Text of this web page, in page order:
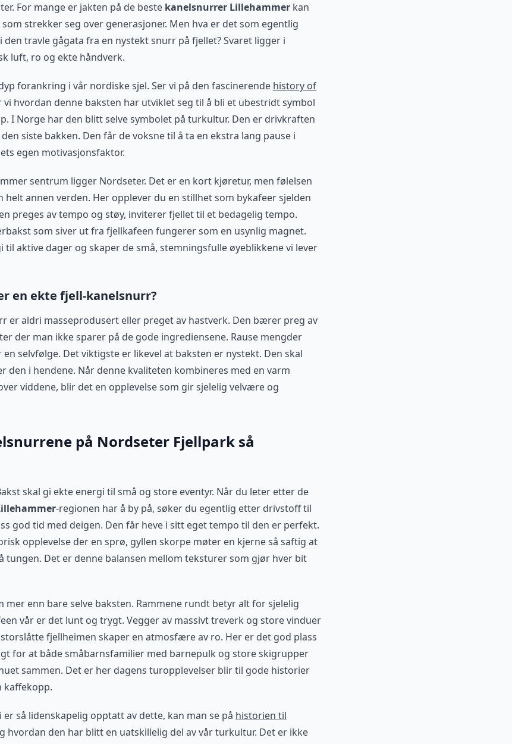
For mange er jakten på de beste kanelsnurrer Lillehammer kan
strekker seg over generasjoner. Men hva er det som egentlig
travle gågata fra en nystekt snurr på fjellet? Svaret ligger i
luft, ro og ekte håndverk.
forankring i vår nordiske sjel. Ser vi på den fascinerende history of
vi hvordan denne baksten har utviklet seg til å bli et ubestridt symbol
I Norge har den blitt selve symbolet på turkultur. Den er drivkraften
siste bakken. Den får de voksne til å ta en ekstra lang pause i
egen motivasjonsfaktor.
sentrum ligger Nordseter. Det er en kort kjøretur, men følelsen
helt annen verden. Her opplever du en stillhet som bykafeer sjelden
preges av tempo og støy, inviterer fjellet til et bedagelig tempo.
som siver ut fra fjellkafeen fungerer som en usynlig magnet.
til aktive dager og skaper de små, stemningsfulle øyeblikkene vi lever
en ekte fjell-kanelsnurr?
er aldri masseprodusert eller preget av hastverk. Den bærer preg av
der man ikke sparer på de gode ingrediensene. Rause mengder
selvfølge. Det viktigste er likevel at baksten er nystekt. Den skal
den i hendene. Når denne kvaliteten kombineres med en varm
viddene, blir det en opplevelse som gir sjelelig velvære og
på Nordseter Fjellpark så
skal gi ekte energi til små og store eventyr. Når du leter etter de
-regionen har å by på, søker du egentlig etter drivstoff til
god tid med deigen. Den får heve i sitt eget tempo til den er perfekt.
opplevelse der en sprø, gyllen skorpe møter en kjerne så saftig at
tungen. Det er denne balansen mellom teksturer som gjør hver bit
mer enn bare selve baksten. Rammene rundt betyr alt for sjelelig
vår er det lunt og trygt. Vegger av massivt treverk og store vinduer
fjellheimen skaper en atmosfære av ro. Her er det god plass
for at både småbarnsfamilier med barnepulk og store skigrupper
sammen. Det er her dagens turopplevelser blir til gode historier
kaffekopp.
så lidenskapelig opptatt av dette, kan man se på historien til
hvordan den har blitt en uatskillelig del av vår turkultur. Det er ikke